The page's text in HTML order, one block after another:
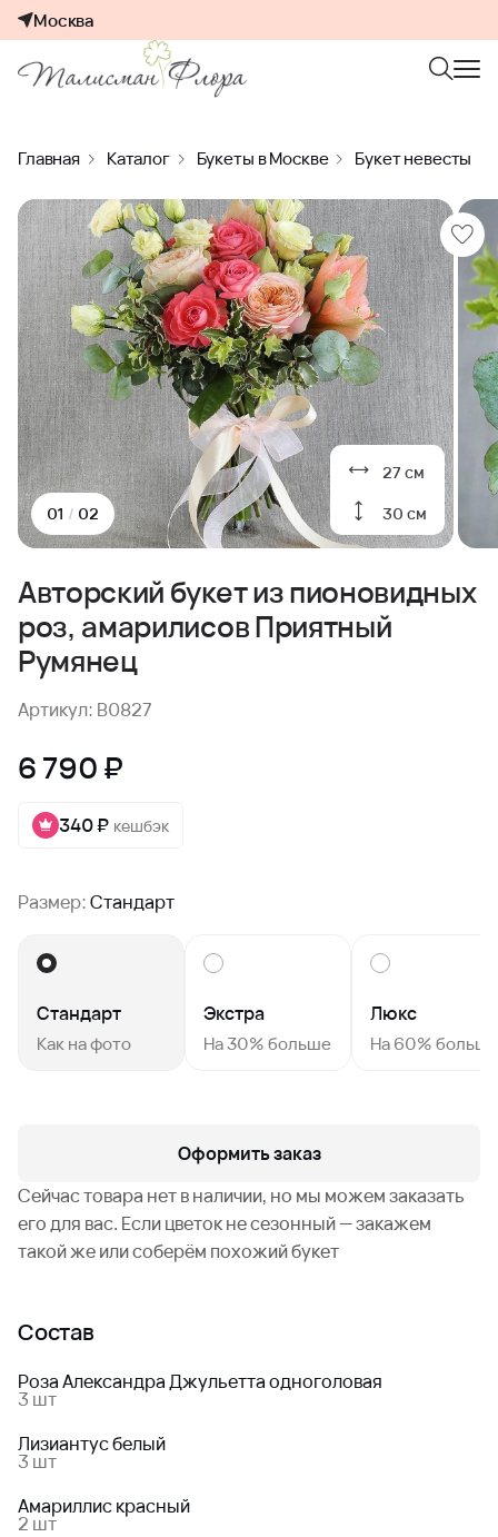
Москва
Главная Каталог Букеты в Москве Букет невесты
27 см
30 см
01 / 02
Авторский букет из пионовидных
роз, амарилисов Приятный
Румянец
Артикул: B0827
6 790 ₽
340 ₽ кешбэк
Размер:Стандарт
Стандарт
Как на фото
Экстра
На 30% больше
Люкс
На 60% больше
Оформить заказ
Сейчас товара нет в наличии, но мы можем заказать
его для вас. Если цветок не сезонный — закажем
такой же или соберём похожий букет
Состав
Роза Александра Джульетта одноголовая
3 шт
Лизиантус белый
3 шт
Амариллис красный
2 шт